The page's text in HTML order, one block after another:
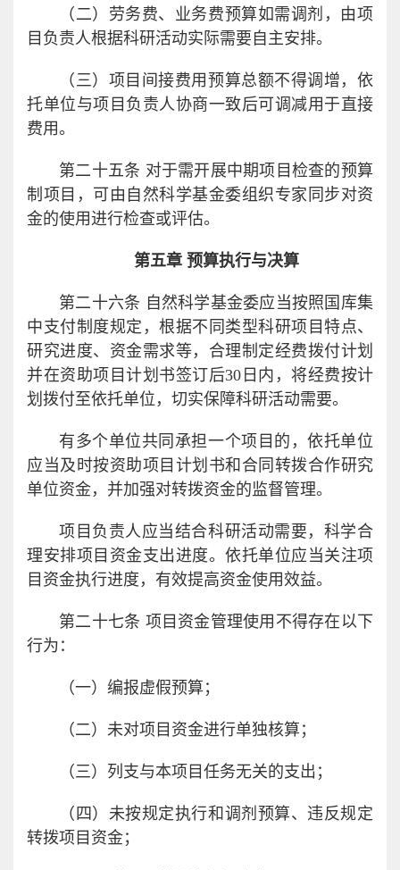
（二）劳务费、业务费预算如需调剂，由项
目负责人根据科研活动实际需要自主安排。
（三）项目间接费用预算总额不得调增，依
托单位与项目负责人协商一致后可调减用于直接
费用。
第二十五条 对于需开展中期项目检查的预算
制项目，可由自然科学基金委组织专家同步对资
金的使用进行检查或评估。
第五章 预算执行与决算
第二十六条 自然科学基金委应当按照国库集
中支付制度规定，根据不同类型科研项目特点、
研究进度、资金需求等，合理制定经费拨付计划
并在资助项目计划书签订后30日内，将经费按计
划拨付至依托单位，切实保障科研活动需要。
有多个单位共同承担一个项目的，依托单位
应当及时按资助项目计划书和合同转拨合作研究
单位资金，并加强对转拨资金的监督管理。
项目负责人应当结合科研活动需要，科学合
理安排项目资金支出进度。依托单位应当关注项
目资金执行进度，有效提高资金使用效益。
第二十七条 项目资金管理使用不得存在以下
行为：
（一）编报虚假预算；
（二）未对项目资金进行单独核算；
（三）列支与本项目任务无关的支出；
（四）未按规定执行和调剂预算、违反规定
转拨项目资金；